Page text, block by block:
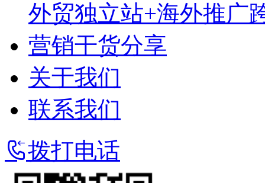
外贸独立站+海外推广
营销干货分享
关于我们
联系我们
拨打电话